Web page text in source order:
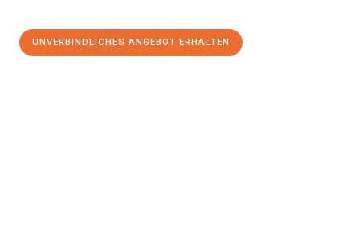
UNVERBINDLICHES ANGEBOT ERHALTEN